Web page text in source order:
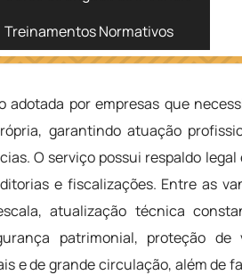
Treinamentos Normativos
adotada por empresas que
garantindo atuação
O serviço possui respaldo legal
e fiscalizações. Entre as
atualização técnica
patrimonial, proteção de
e de grande circulação, além de